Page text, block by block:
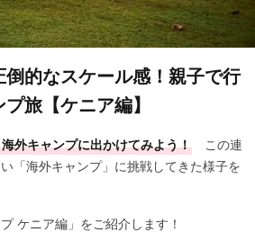
的なスケール感！親子で行
旅【ケニア編】
外キャンプに出かけてみよう！ この連
「海外キャンプ」に挑戦してきた様子を
ケニア編」をご紹介します！